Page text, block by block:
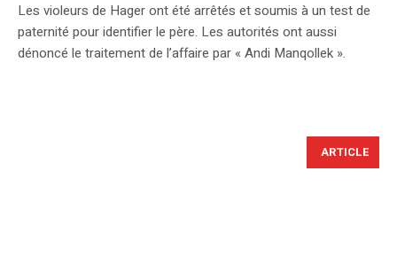
Les violeurs de Hager ont été arrêtés et soumis à un test de
paternité pour identifier le père. Les autorités ont aussi
dénoncé le traitement de l’affaire par « Andi Manqollek ».
ARTICLE